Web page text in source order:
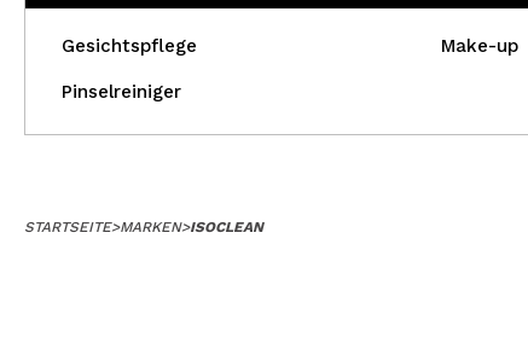
Gesichtspflege Make-up
Pinselreiniger
STARTSEITE>MARKEN>ISOCLEAN